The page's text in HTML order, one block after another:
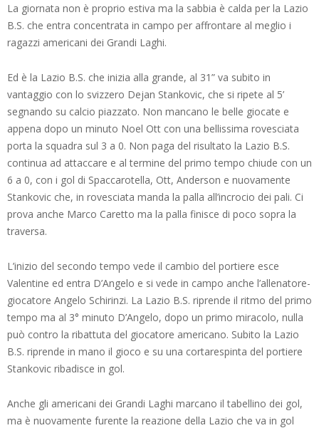
La giornata non è proprio estiva ma la sabbia è calda per la Lazio
B.S. che entra concentrata in campo per affrontare al meglio i
ragazzi americani dei Grandi Laghi.
Ed è la Lazio B.S. che inizia alla grande, al 31” va subito in
vantaggio con lo svizzero Dejan Stankovic, che si ripete al 5’
segnando su calcio piazzato. Non mancano le belle giocate e
appena dopo un minuto Noel Ott con una bellissima rovesciata
porta la squadra sul 3 a 0. Non paga del risultato la Lazio B.S.
continua ad attaccare e al termine del primo tempo chiude con un
6 a 0, con i gol di Spaccarotella, Ott, Anderson e nuovamente
Stankovic che, in rovesciata manda la palla all’incrocio dei pali. Ci
prova anche Marco Caretto ma la palla finisce di poco sopra la
traversa.
L’inizio del secondo tempo vede il cambio del portiere esce
Valentine ed entra D’Angelo e si vede in campo anche l’allenatore-
giocatore Angelo Schirinzi. La Lazio B.S. riprende il ritmo del primo
tempo ma al 3° minuto D’Angelo, dopo un primo miracolo, nulla
può contro la ribattuta del giocatore americano. Subito la Lazio
B.S. riprende in mano il gioco e su una cortarespinta del portiere
Stankovic ribadisce in gol.
Anche gli americani dei Grandi Laghi marcano il tabellino dei gol,
ma è nuovamente furente la reazione della Lazio che va in gol